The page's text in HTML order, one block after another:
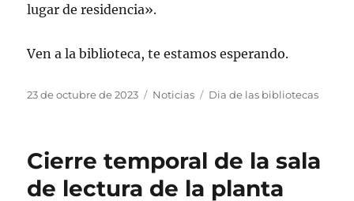
lugar de residencia».
Ven a la biblioteca, te estamos esperando.
Publicado
23 de octubre de 2023 Categorías
Noticias Etiquetas
Dia de las bibliotecas
Cierre temporal de la sala
de lectura de la planta